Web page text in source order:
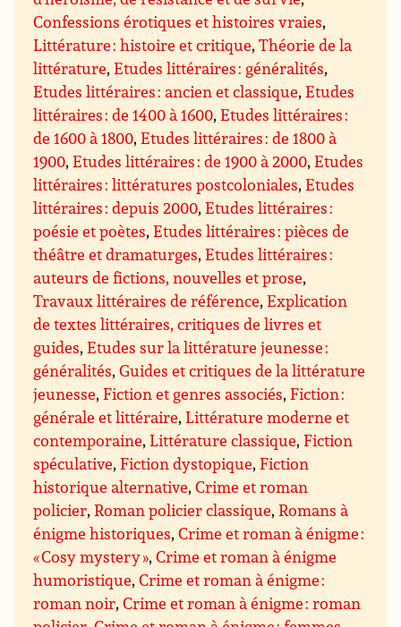
Confessions érotiques et histoires vraies,
Littérature : histoire et critique,Théorie de la
littérature,Etudes littéraires : généralités,
Etudes littéraires : ancien et classique,Etudes
littéraires : de 1400 à 1600,Etudes littéraires :
de 1600 à 1800,Etudes littéraires : de 1800 à
1900,Etudes littéraires : de 1900 à 2000,Etudes
littéraires : littératures postcoloniales,Etudes
littéraires : depuis 2000,Etudes littéraires :
poésie et poètes,Etudes littéraires : pièces de
théâtre et dramaturges,Etudes littéraires :
auteurs de fictions, nouvelles et prose,
Travaux littéraires de référence,Explication
de textes littéraires, critiques de livres et
guides,Etudes sur la littérature jeunesse :
généralités,Guides et critiques de la littérature
jeunesse,Fiction et genres associés,Fiction :
générale et littéraire,Littérature moderne et
contemporaine,Littérature classique,Fiction
spéculative,Fiction dystopique,Fiction
historique alternative,Crime et roman
policier,Roman policier classique,Romans à
énigme historiques,Crime et roman à énigme :
« Cosy mystery »,Crime et roman à énigme
humoristique,Crime et roman à énigme :
roman noir,Crime et roman à énigme : roman